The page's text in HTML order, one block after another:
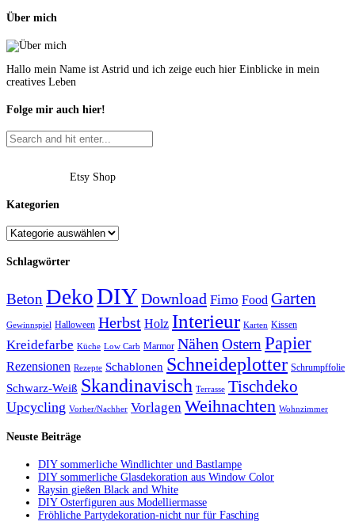
Über mich
Hallo mein Name ist Astrid und ich zeige euch hier Einblicke in mein
creatives Leben
Folge mir auch hier!
Etsy Shop
Kategorien
Schlagwörter
Beton DekoDIYDownload Fimo Food Garten
Gewinnspiel Halloween Herbst Holz Interieur Karten Kissen
Kreidefarbe Küche Low Carb Marmor Nähen Ostern Papier
Rezensionen Rezepte Schablonen Schneideplotter Schrumpffolie
Schwarz-Weiß Skandinavisch Terrasse Tischdeko
Upcycling Vorher/Nachher Vorlagen Weihnachten Wohnzimmer
Neuste Beiträge
DIY sommerliche Windlichter und Bastlampe
DIY sommerliche Glasdekoration aus Window Color
Raysin gießen Black and White
DIY Osterfiguren aus Modelliermasse
Fröhliche Partydekoration-nicht nur für Fasching